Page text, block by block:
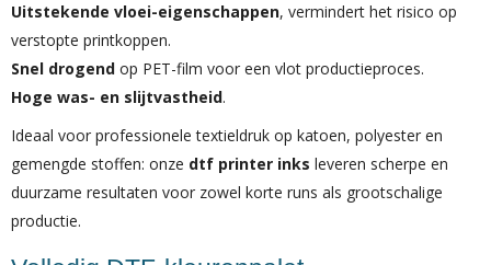
Uitstekende vloei-eigenschappen, vermindert het risico op
verstopte printkoppen.
Snel drogend op PET-film voor een vlot productieproces.
Hoge was- en slijtvastheid.
Ideaal voor professionele textieldruk op katoen, polyester en
gemengde stoffen: onze dtf printer inks leveren scherpe en
duurzame resultaten voor zowel korte runs als grootschalige
productie.